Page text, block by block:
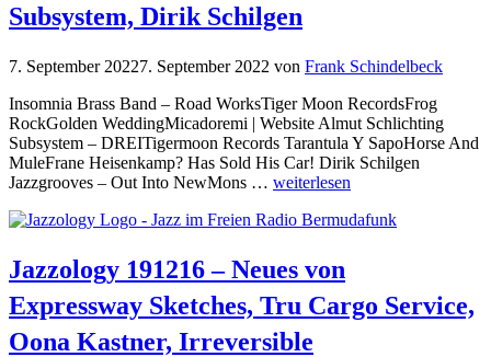
Subsystem, Dirik Schilgen
7. September 20227. September 2022 von Frank Schindelbeck
Insomnia Brass Band – Road WorksTiger Moon RecordsFrog
RockGolden WeddingMicadoremi | Website Almut Schlichting
Subsystem – DREITigermoon Records Tarantula Y SapoHorse And
MuleFrane Heisenkamp? Has Sold His Car! Dirik Schilgen
Jazzgrooves – Out Into NewMons … weiterlesen
Jazzology 191216 – Neues von
Expressway Sketches, Tru Cargo Service,
Oona Kastner, Irreversible